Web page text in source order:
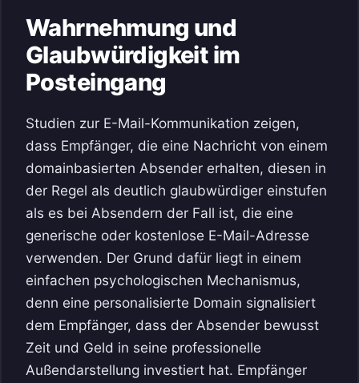
Wahrnehmung und
Glaubwürdigkeit im
Posteingang
Studien zur E-Mail-Kommunikation zeigen,
dass Empfänger, die eine Nachricht von einem
domainbasierten Absender erhalten, diesen in
der Regel als deutlich glaubwürdiger einstufen
als es bei Absendern der Fall ist, die eine
generische oder kostenlose E-Mail-Adresse
verwenden. Der Grund dafür liegt in einem
einfachen psychologischen Mechanismus,
denn eine personalisierte Domain signalisiert
dem Empfänger, dass der Absender bewusst
Zeit und Geld in seine professionelle
Außendarstellung investiert hat. Empfänger